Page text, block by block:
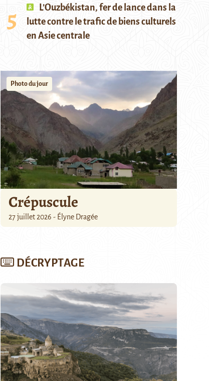
L’Ouzbékistan, fer de lance dans la
lutte contre le trafic de biens culturels
en Asie centrale
Photo du jour
Crépuscule
27 juillet 2026 - Élyne Dragée
DÉCRYPTAGE